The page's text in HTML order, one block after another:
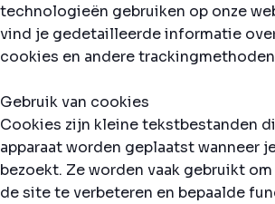
technologieën gebruiken op onze
vind je gedetailleerde informatie
cookies en andere
Gebruik van cookies
Cookies zijn kleine tekstbestanden
apparaat worden geplaatst wanneer
bezoekt. Ze worden vaak gebruikt
de site te verbeteren en bepaalde